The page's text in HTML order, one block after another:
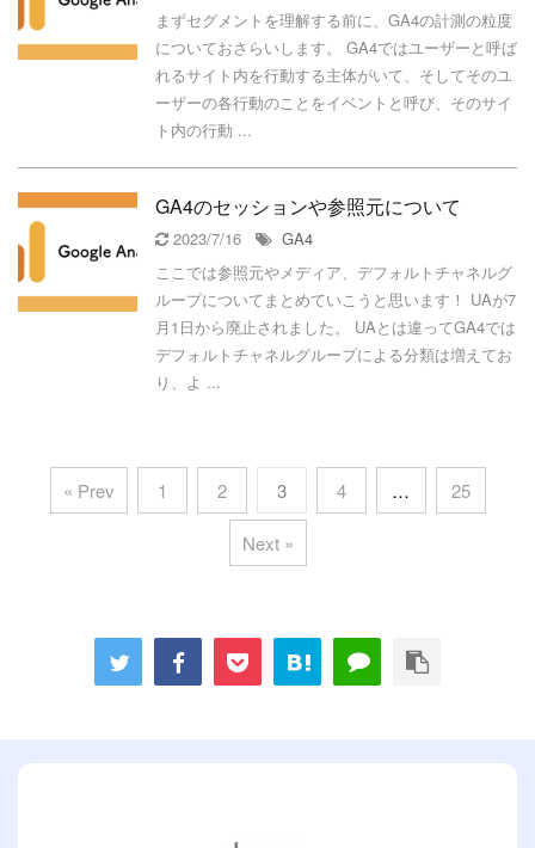
まずセグメントを理解する前に、GA4の計測の粒度
についておさらいします。 GA4ではユーザーと呼ば
れるサイト内を行動する主体がいて、そしてそのユ
ーザーの各行動のことをイベントと呼び、そのサイ
ト内の行動 ...
GA4のセッションや参照元について
2023/7/16
GA4
ここでは参照元やメディア、デフォルトチャネルグ
ループについてまとめていこうと思います！ UAが7
月1日から廃止されました。 UAとは違ってGA4では
デフォルトチャネルグループによる分類は増えてお
り、よ ...
« Prev 1 2 3 4 … 25
Next »